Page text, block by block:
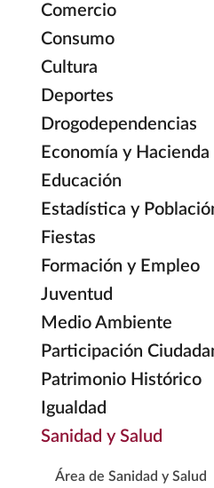
Comercio
Consumo
Cultura
Deportes
Drogodependencias
Economía y Hacienda
Educación
Estadística y
Fiestas
Formación y Empleo
Juventud
Medio Ambiente
Participación
Patrimonio Histórico
Igualdad
Sanidad y Salud
Área de Sanidad y Salud